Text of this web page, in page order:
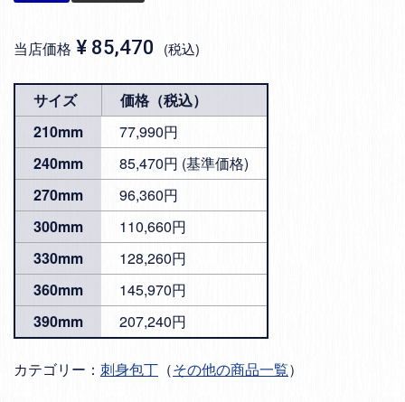
当店価格 ¥ 85,470 税込
サイズ
価格（税込）
210mm
77,990円
240mm
85,470円 (基準価格)
270mm
96,360円
300mm
110,660円
330mm
128,260円
360mm
145,970円
390mm
207,240円
カテゴリー： 刺身包丁 （その他の商品一覧）